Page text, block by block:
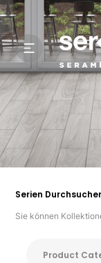
Serien
Sie können